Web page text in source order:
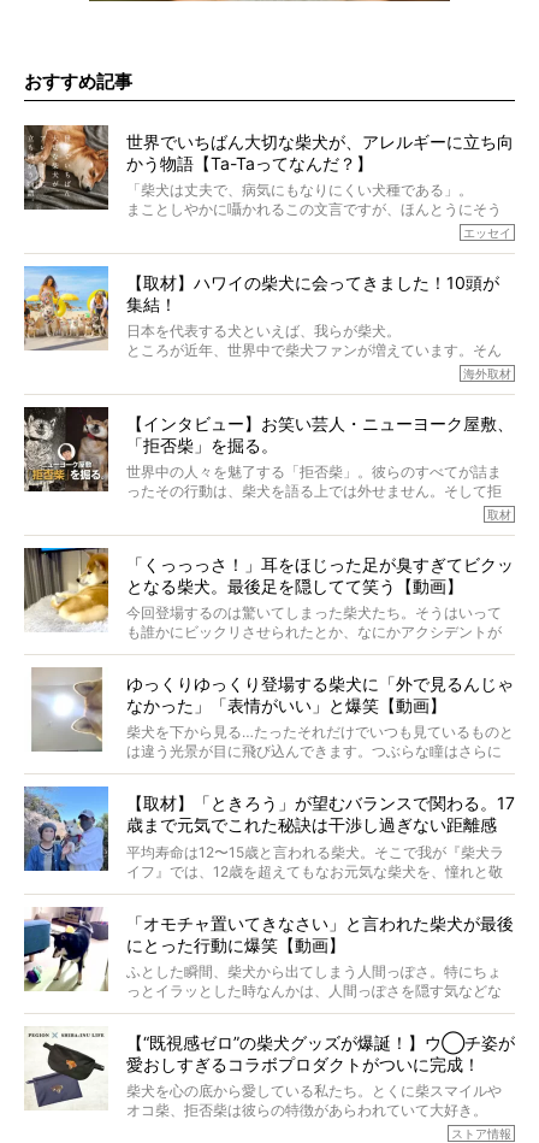
おすすめ記事
世界でいちばん大切な柴犬が、アレルギーに立ち向
かう物語【Ta-Taってなんだ？】
「柴犬は丈夫で、病気にもなりにくい犬種である」。
まことしやかに囁かれるこの文言ですが、ほんとうにそう
でも、いざそれぞれの個体を見ていくと、丈夫で病気にも
なりにくい、とは言えないような気もするのです。
実際に「病気にならない」などということはないし、飼い
主はそのためにやるべきことがある。
今回は、柴犬に関わる方たちすべてに読んで欲しい、ある
語でした。
※文章はご本人の了承を得て編集しています
※画像はすべてイメージです
※この記事は個人の感想であり、効果・効能を示すものではありません
エッセイ
【取材】ハワイの柴犬に会ってきました！10頭が
集結！
日本を代表する犬といえば、我らが柴犬。
ところが近年、世界中で柴犬ファンが増えています。そん
な中「柴犬ライフ」が目をつけたのは、南の楽園ハワイ。
そんな噂を聞きつけ、今回はハワイの柴犬たちを取材して
きました！
海外取材
【インタビュー】お笑い芸人・ニューヨーク屋敷、
「拒否柴」を掘る。
世界中の人々を魅了する「拒否柴」。彼らのすべてが詰ま
ったその行動は、柴犬を語る上では外せません。そして拒
否柴がここまで話題になるのは、“映える”ことも理由のひと
がるのでしょうか。
最近版画製作を始めた、お笑いコンビ「ニューヨーク」の
屋敷裕政さんに、拒否柴を掘っていただきました！ イン
タビューと合わせてご覧ください。
取材
「くっっっさ！」耳をほじった足が臭すぎてビクッ
となる柴犬。最後足を隠してて笑う【動画】
今回登場するのは驚いてしまった柴犬たち。そうはいって
も誰かにビックリさせられたとか、なにかアクシデントが
起きたとか、そういうことが原因ではありません。全ての
ゆっくりゆっくり登場する柴犬に「外で見るんじゃ
なかった」「表情がいい」と爆笑【動画】
柴犬を下から見る…たったそれだけでいつも見ているものと
は違う光景が目に飛び込んできます。つぶらな瞳はさらに
つぶらに見え、モフモフのお顔はさらにモフモフに見えま
【取材】「ときろう」が望むバランスで関わる。17
歳まで元気でこれた秘訣は干渉し過ぎない距離感
#38ときろう
平均寿命は12〜15歳と言われる柴犬。そこで我が『柴犬ラ
イフ』では、12歳を超えてもなお元気な柴犬を、憧れと敬
意を込めて“レジェンド柴”と呼んでいます。 この特集で
ォーカスし、その元気の秘訣や、老犬と暮らすうえで大切
だと思うことを、オーナーさんに語っていただきます。今
回登場してくれたのは、17歳のときろうくん。小さい頃か
ら食が細かったため、何でも食べさせてきたということで
「オモチャ置いてきなさい」と言われた柴犬が最後
にとった行動に爆笑【動画】
ふとした瞬間、柴犬から出てしまう人間っぽさ。特にちょ
っとイラッとした時なんかは、人間っぽさを隠す気などな
いように見えます。もしかして本当の本当は、中身は人間
【“既視感ゼロ”の柴犬グッズが爆誕！】ウ◯チ姿が
愛おしすぎるコラボプロダクトがついに完成！
柴犬を心の底から愛している私たち。とくに柴スマイルや
オコ柴、拒否柴は彼らの特徴があらわれていて大好き。
でもちょっと待て…もうひとつ、忘れてはならない愛おしい
ストア情報